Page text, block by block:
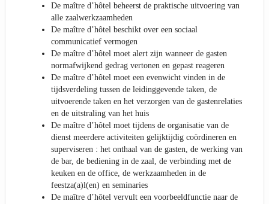
De maître d’hôtel beheerst de praktische uitvoering van
alle zaalwerkzaamheden
De maître d’hôtel beschikt over een sociaal
communicatief vermogen
De maître d’hôtel moet alert zijn wanneer de gasten
normafwijkend gedrag vertonen en gepast reageren
De maître d’hôtel moet een evenwicht vinden in de
tijdsverdeling tussen de leidinggevende taken, de
uitvoerende taken en het verzorgen van de gastenrelaties
en de uitstraling van het huis
De maître d’hôtel moet tijdens de organisatie van de
dienst meerdere activiteiten gelijktijdig coördineren en
superviseren : het onthaal van de gasten, de werking van
de bar, de bediening in de zaal, de verbinding met de
keuken en de office, de werkzaamheden in de
feestza(a)l(en) en seminaries
De maître d’hôtel vervult een voorbeeldfunctie naar de